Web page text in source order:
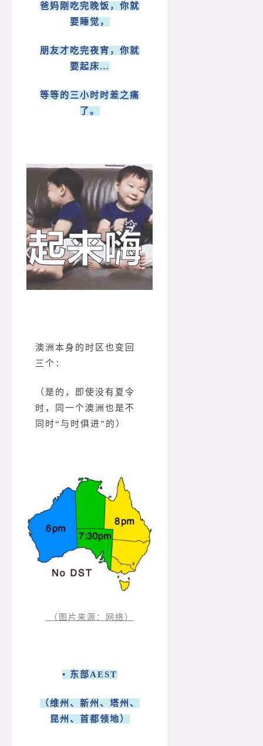
爸妈刚吃完晚饭，你就
要睡觉，
朋友才吃完夜宵，你就
要起床…
等等的三小时时差之痛
了。
澳洲本身的时区也变回
三个：
（是的，即使没有夏令
时，同一个澳洲也是不
同时“与时俱进”的）
（图片来源：网络）
• 东部AEST
（维州、新州、塔州、
昆州、首都领地）